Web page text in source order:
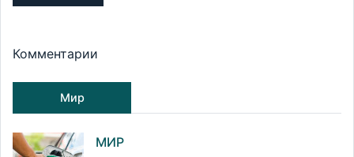
Комментарии
Мир
МИР